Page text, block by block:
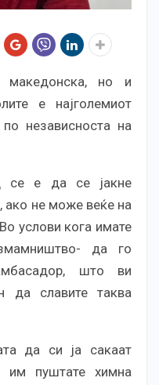
но и
е најголемиот
независноста на
се е да се јакне
ако не може веќе на
услови кога имате
да го
што ви
да славите таква
да си ја сакаат
им пуштате химна